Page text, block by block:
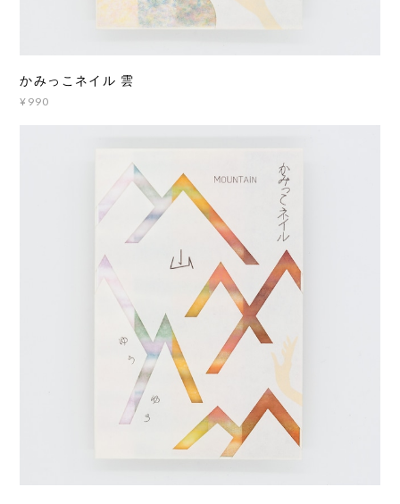
かみっこネイル 雲
¥990